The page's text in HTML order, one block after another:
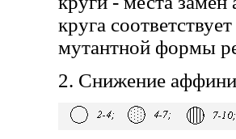
круга
мутантной формы
2. Снижение